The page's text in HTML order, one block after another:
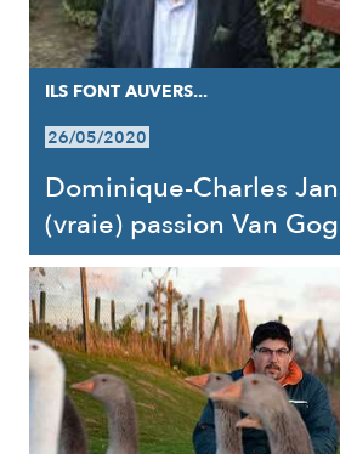
ILS FONT AUVERS...
26/05/2020
Dominique-Charles
(vraie) passion Van